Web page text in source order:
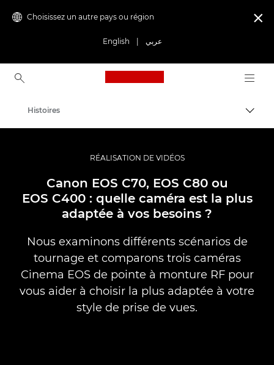
Choisissez un autre pays ou région
English عربي

Canon Logo, back to
Vidéo et photographie professionnelles
Histoires
RÉALISATION DE VIDÉOS
Canon EOS C70, EOS C80 ou
EOS C400 : quelle caméra est la plus
adaptée à vos besoins ?
Nous examinons différents scénarios de
tournage et comparons trois caméras
Cinema EOS de pointe à monture RF pour
vous aider à choisir la plus adaptée à votre
style de prise de vues.